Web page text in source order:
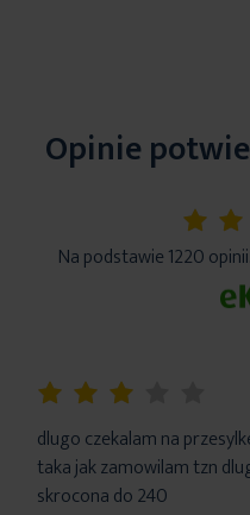
Opinie
Na podstawie 1220
dlugo czekalam na
taka jak zamowilam tzn
skrocona do 240